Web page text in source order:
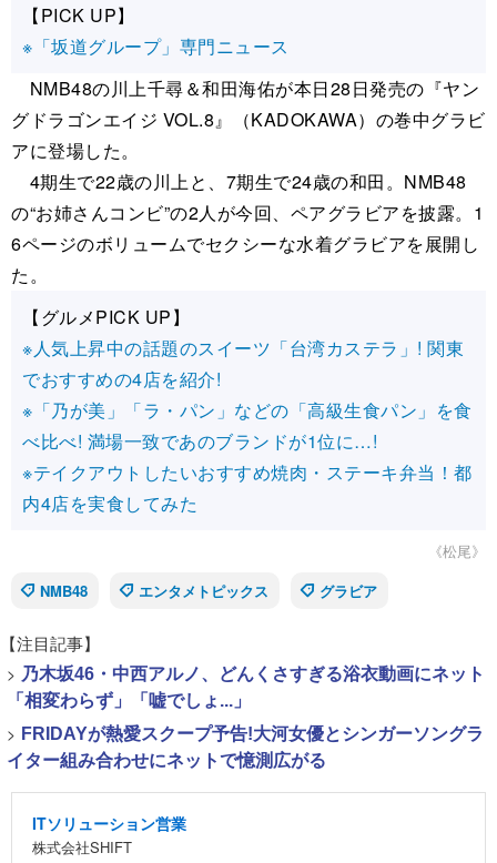
【PICK UP】
※「坂道グループ」専門ニュース
NMB48の川上千尋＆和田海佑が本日28日発売の『ヤン
グドラゴンエイジ VOL.8』（KADOKAWA）の巻中グラビ
アに登場した。
4期生で22歳の川上と、7期生で24歳の和田。NMB48
の“お姉さんコンビ”の2人が今回、ペアグラビアを披露。1
6ページのボリュームでセクシーな水着グラビアを展開し
た。
【グルメPICK UP】
※人気上昇中の話題のスイーツ「台湾カステラ」! 関東
でおすすめの4店を紹介!
※「乃が美」「ラ・パン」などの「高級生食パン」を食
べ比べ! 満場一致であのブランドが1位に…!
※テイクアウトしたいおすすめ焼肉・ステーキ弁当！都
内4店を実食してみた
《松尾》
NMB48
エンタメトピックス グラビア
【注目記事】
> 乃木坂46・中西アルノ、どんくさすぎる浴衣動画にネット
「相変わらず」「嘘でしょ...」
> FRIDAYが熱愛スクープ予告!大河女優とシンガーソングラ
イター組み合わせにネットで憶測広がる
ITソリューション営業
株式会社SHIFT